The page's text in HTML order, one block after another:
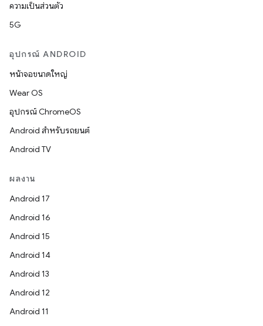
ความเป็นส่วนตัว
5G
อุปกรณ์ ANDROID
หน้าจอขนาดใหญ่
Wear OS
อุปกรณ์ ChromeOS
Android สำหรับรถยนต์
Android TV
ผลงาน
Android 17
Android 16
Android 15
Android 14
Android 13
Android 12
Android 11